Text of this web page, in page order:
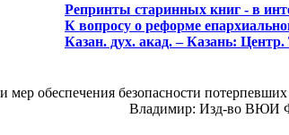
Репринты старинных книг - в
К вопросу о реформе
Казан. дух. акад. – Казань: Центр.
обеспечения безопасности
Владимир: Изд-во ВЮИ